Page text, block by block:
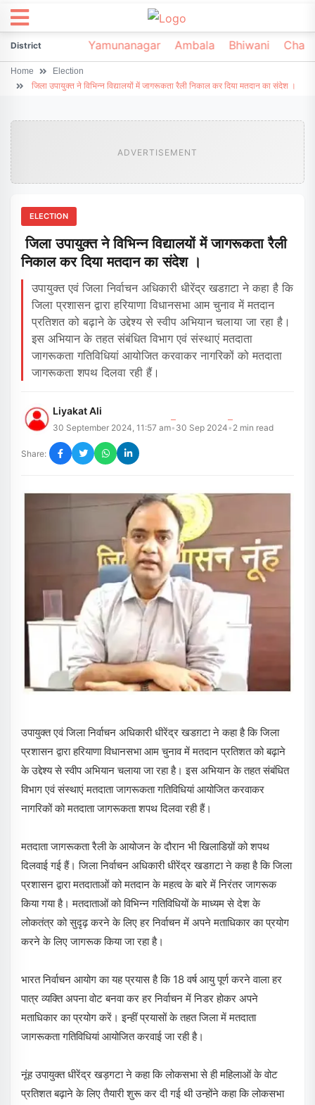
DistrictSonipat Yamunanagar Ambala Bhiwani
Home
Election
जिला उपायुक्त ने विभिन्न विद्यालयों में जागरूकता रैली निकाल कर दिया मतदान का संदेश ।
ADVERTISEMENT
ELECTION
जिला उपायुक्त ने विभिन्न विद्यालयों में जागरूकता रैली
निकाल कर दिया मतदान का संदेश ।
उपायुक्त एवं जिला निर्वाचन अधिकारी धीरेंद्र खडग़टा ने कहा है कि
जिला प्रशासन द्वारा हरियाणा विधानसभा आम चुनाव में मतदान
प्रतिशत को बढ़ाने के उद्देश्य से स्वीप अभियान चलाया जा रहा है।
इस अभियान के तहत संबंधित विभाग एवं संस्थाएं मतदाता
जागरूकता गतिविधियां आयोजित करवाकर नागरिकों को मतदाता
जागरूकता शपथ दिलवा रही हैं।
Liyakat Ali
30 September 2024, 11:57 am• 30 Sep 2024• 2 min read
Share:
उपायुक्त एवं जिला निर्वाचन अधिकारी धीरेंद्र खडग़टा ने कहा है कि जिला
प्रशासन द्वारा हरियाणा विधानसभा आम चुनाव में मतदान प्रतिशत को बढ़ाने
के उद्देश्य से स्वीप अभियान चलाया जा रहा है। इस अभियान के तहत संबंधित
विभाग एवं संस्थाएं मतदाता जागरूकता गतिविधियां आयोजित करवाकर
नागरिकों को मतदाता जागरूकता शपथ दिलवा रही हैं।
मतदाता जागरूकता रैली के आयोजन के दौरान भी खिलाडिय़ों को शपथ
दिलवाई गई हैं। जिला निर्वाचन अधिकारी धीरेंद्र खडग़टा ने कहा है कि जिला
प्रशासन द्वारा मतदाताओं को मतदान के महत्व के बारे में निरंतर जागरूक
किया गया है। मतदाताओं को विभिन्न गतिविधियों के माध्यम से देश के
लोकतंत्र को सुदृढ़ करने के लिए हर निर्वाचन में अपने मताधिकार का प्रयोग
करने के लिए जागरूक किया जा रहा है।
भारत निर्वाचन आयोग का यह प्रयास है कि 18 वर्ष आयु पूर्ण करने वाला हर
पात्र व्यक्ति अपना वोट बनवा कर हर निर्वाचन में निडर होकर अपने
मताधिकार का प्रयोग करें। इन्हीं प्रयासों के तहत जिला में मतदाता
जागरूकता गतिविधियां आयोजित करवाई जा रही है।
नूंह उपायुक्त धीरेंद्र खड़गटा ने कहा कि लोकसभा से ही महिलाओं के वोट
प्रतिशत बढ़ाने के लिए तैयारी शुरू कर दी गई थी उन्होंने कहा कि लोकसभा